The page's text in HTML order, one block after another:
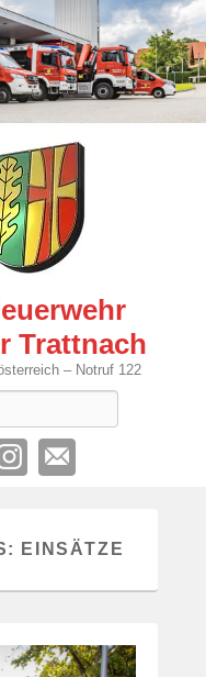
Trattnach
– Notruf 122
EINSÄTZE